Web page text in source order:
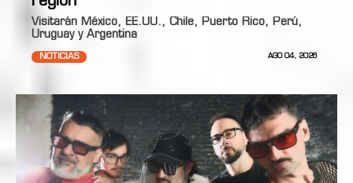
Visitarán México, EE.UU., Chile, Puerto Rico, Perú,
Uruguay y Argentina
NOTICIAS AGO 04, 2026